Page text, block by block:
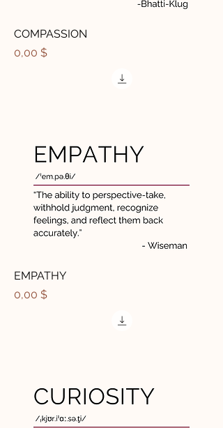
COMPASSION
Price
0,00 $
EMPATHY
Price
0,00 $